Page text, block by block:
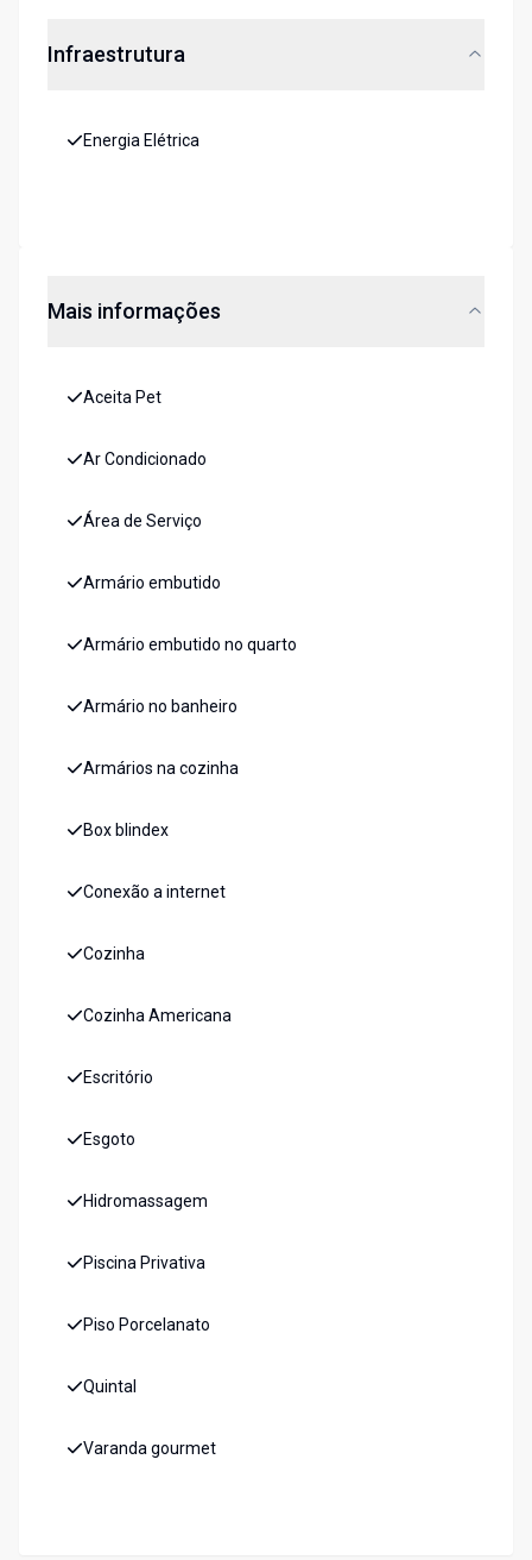
Infraestrutura
Energia Elétrica
Mais informações
Aceita Pet
Ar Condicionado
Área de Serviço
Armário embutido
Armário embutido no quarto
Armário no banheiro
Armários na cozinha
Box blindex
Conexão a internet
Cozinha
Cozinha Americana
Escritório
Esgoto
Hidromassagem
Piscina Privativa
Piso Porcelanato
Quintal
Varanda gourmet